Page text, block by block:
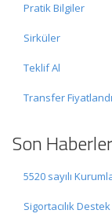
Pratik Bilgiler
Sirküler
Teklif Al
Transfer
Son Haberler
5520 sayılı
Sigortacılık